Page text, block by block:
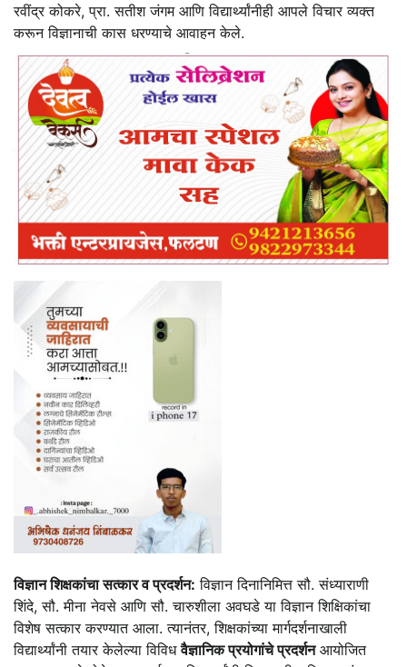
रवींद्र कोकरे, प्रा. सतीश जंगम आणि विद्यार्थ्यांनीही आपले विचार व्यक्त
करून विज्ञानाची कास धरण्याचे आवाहन केले.
विज्ञान शिक्षकांचा सत्कार व प्रदर्शन: विज्ञान दिनानिमित्त सौ. संध्याराणी
शिंदे, सौ. मीना नेवसे आणि सौ. चारुशीला अवघडे या विज्ञान शिक्षिकांचा
विशेष सत्कार करण्यात आला. त्यानंतर, शिक्षकांच्या मार्गदर्शनाखाली
विद्यार्थ्यांनी तयार केलेल्या विविधवैज्ञानिक प्रयोगांचे प्रदर्शनआयोजित